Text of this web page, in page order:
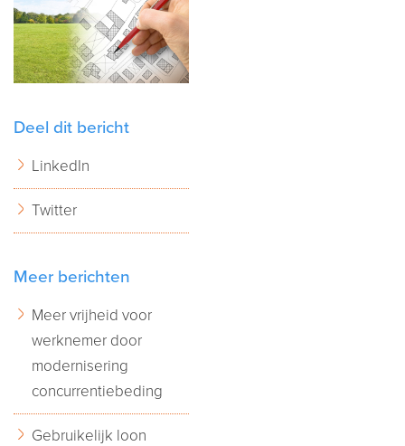
Deel dit bericht
LinkedIn
Twitter
Meer berichten
Meer vrijheid voor
werknemer door
modernisering
concurrentiebeding
Gebruikelijk loon